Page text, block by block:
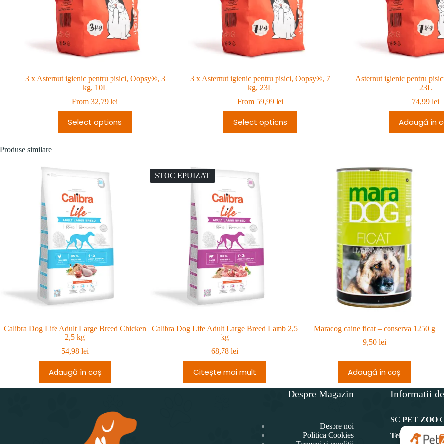
3 x Asternut igienic pentru pisici, Oopsy®, 3
kg, 10L
From 32,79lei
Select options
3 x Asternut igienic pentru pisici, Oopsy®, 7
kg, 23L
From 59,99 lei
Select options
Asternut igienic pentru
23L
74,99lei
Adaugă în
Produse similare
Calibra Dog Life Adult Large Breed Chicken
2,5 kg
54,98 lei
Adaugă în coș
STOC EPUIZAT
Calibra Dog Life Adult Large Breed Lamb 2,5
kg
68,78lei
Citește mai mult
Maradog caine ficat – conserva 1250 g
9,50lei
Adaugă în coș
Despre Magazin
Despre noi
Politica Cookies
Informatii
SC PET ZOO
Telefon: